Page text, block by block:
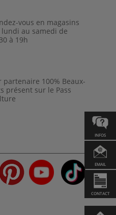
INFOS
EMAIL
CONTACT
vous en magasins
au samedi de
à 19h
partenaire 100% Beaux-
présent sur le Pass